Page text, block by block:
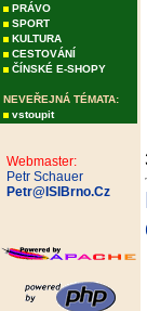
PRÁVO
SPORT
KULTURA
CESTOVÁNÍ
ČÍNSKÉ E-SHOPY
NEVEŘEJNÁ TÉMATA:
vstoupit
Webmaster:
Petr Schauer
Petr@ISIBrno.Cz